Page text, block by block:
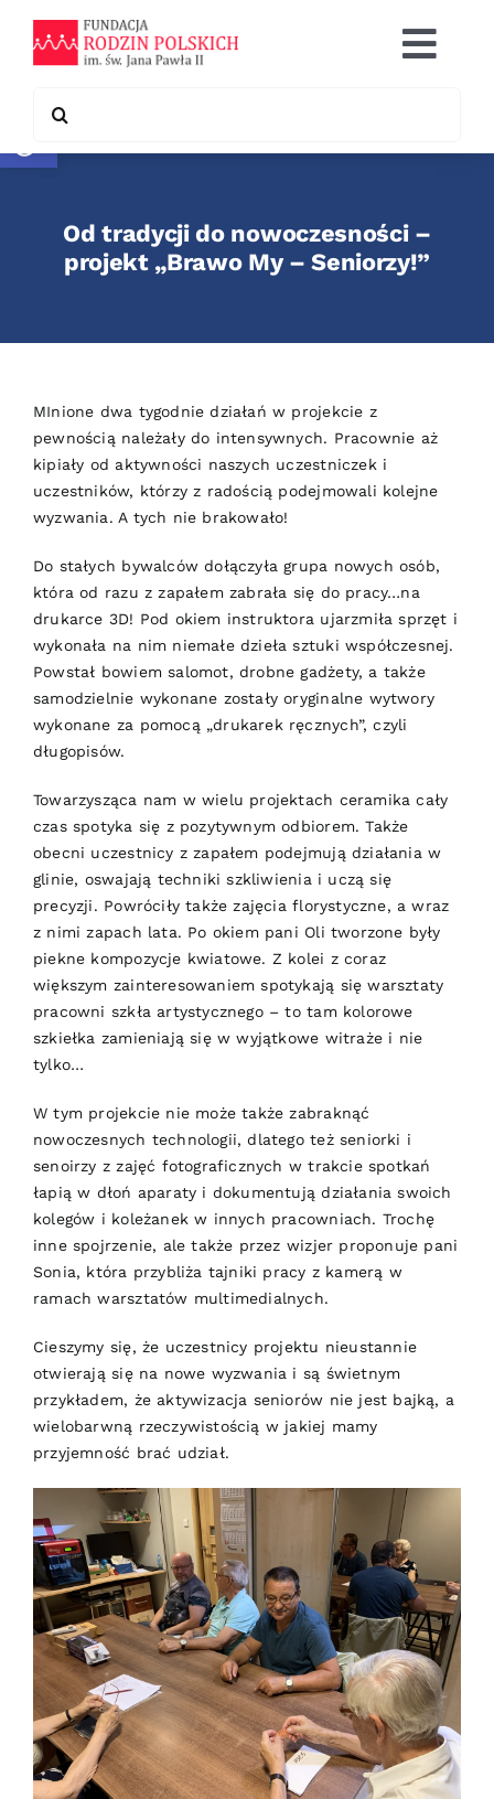
Otwórz pasek narzędzi
content
Co robimy
Współpraca
for:
Od tradycji do nowoczesności –
projekt „Brawo My – Seniorzy!”
MInione dwa tygodnie działań w projekcie z
pewnością należały do intensywnych. Pracownie aż
kipiały od aktywności naszych uczestniczek i
uczestników, którzy z radością podejmowali kolejne
wyzwania. A tych nie brakowało!
Do stałych bywalców dołączyła grupa nowych osób,
która od razu z zapałem zabrała się do pracy…na
drukarce 3D! Pod okiem instruktora ujarzmiła sprzęt i
wykonała na nim niemałe dzieła sztuki współczesnej.
Powstał bowiem salomot, drobne gadżety, a także
samodzielnie wykonane zostały oryginalne wytwory
wykonane za pomocą „drukarek ręcznych”, czyli
długopisów.
Towarzysząca nam w wielu projektach ceramika cały
czas spotyka się z pozytywnym odbiorem. Także
obecni uczestnicy z zapałem podejmują działania w
glinie, oswajają techniki szkliwienia i uczą się
precyzji. Powróciły także zajęcia florystyczne, a wraz
z nimi zapach lata. Po okiem pani Oli tworzone były
piekne kompozycje kwiatowe. Z kolei z coraz
większym zainteresowaniem spotykają się warsztaty
pracowni szkła artystycznego – to tam kolorowe
szkiełka zamieniają się w wyjątkowe witraże i nie
tylko…
W tym projekcie nie może także zabraknąć
nowoczesnych technologii, dlatego też seniorki i
senoirzy z zajęć fotograficznych w trakcie spotkań
łapią w dłoń aparaty i dokumentują działania swoich
kolegów i koleżanek w innych pracowniach. Trochę
inne spojrzenie, ale także przez wizjer proponuje pani
Sonia, która przybliża tajniki pracy z kamerą w
ramach warsztatów multimedialnych.
Cieszymy się, że uczestnicy projektu nieustannie
otwierają się na nowe wyzwania i są świetnym
przykładem, że aktywizacja seniorów nie jest bajką, a
wielobarwną rzeczywistością w jakiej mamy
przyjemność brać udział.